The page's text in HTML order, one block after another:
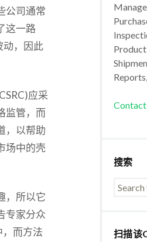
公司通常
这一路
动，因此
应采
监管，而
，以帮助
场中的壳
，所以它
专家分众
而方法
搜索
扫描该